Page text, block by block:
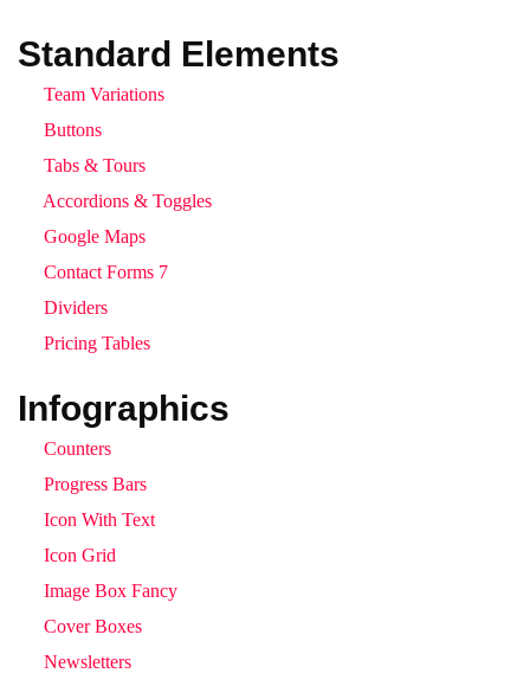
Standard Elements
Team Variations
Buttons
Tabs & Tours
Accordions & Toggles
Google Maps
Contact Forms 7
Dividers
Pricing Tables
Infographics
Counters
Progress Bars
Icon With Text
Icon Grid
Image Box Fancy
Cover Boxes
Newsletters